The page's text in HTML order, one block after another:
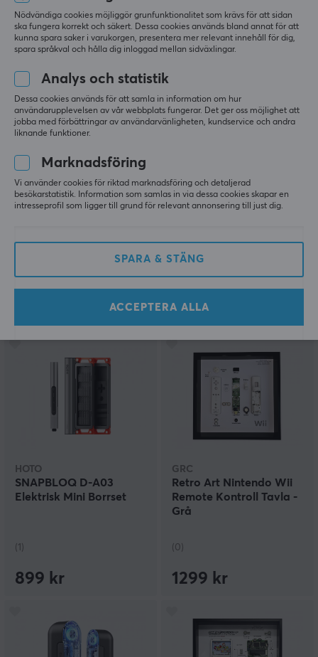
(0)
1499 kr
(0)
1499 kr
HOTO
Skruvmejsel
(1)
Xiaomi
(1)
499 kr
HOTO
SNAPBLOQ D-A03
Elektrisk Mini Borrset
(1)
899 kr
GRC
Retro Art Nintendo Wii
Remote Kontroll Tavla -
Grå
(0)
1299 kr
Nödvändiga cookies möjliggör grunfunktionalitet som krävs för att sidan
ska fungera korrekt och säkert. Dessa cookies används bland annat för att
kunna spara saker i varukorgen, presentera mer relevant innehåll för dig,
spara språkval och hålla dig inloggad mellan sidväxlingar.
Analys och statistik
Dessa cookies används för att samla in information om hur
användarupplevelsen av vår webbplats fungerar. Det ger oss möjlighet att
jobba med förbättringar av användarvänligheten, kundservice och andra
liknande funktioner.
Marknadsföring
Vi använder cookies för riktad marknadsföring och detaljerad
besökarstatistik. Information som samlas in via dessa cookies skapar en
intresseprofil som ligger till grund för relevant annonsering till just dig.
SPARA & STÄNG
ACCEPTERA ALLA